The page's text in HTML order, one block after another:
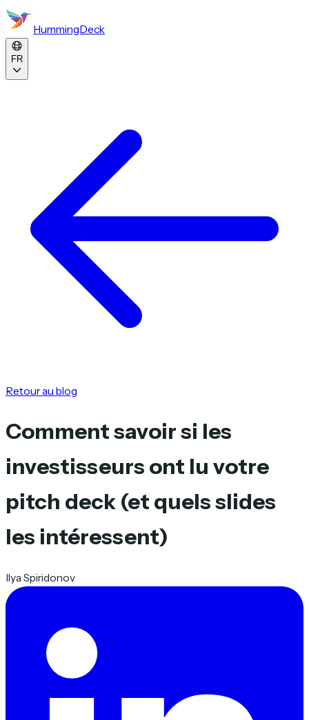
HummingDeck
FR
Retour au blog
Comment savoir si les
investisseurs ont lu votre
pitch deck (et quels slides
les intéressent)
Ilya Spiridonov